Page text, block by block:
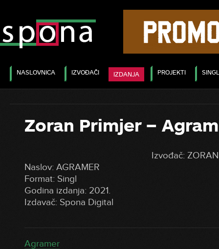
NASLOVNICA IZVOĐAČI IZDANJA PROJEKTI
Zoran Primjer –
Izvođač:
Naslov: AGRAMER
Format: Singl
Godina izdanja: 2021.
Izdavač: Spona Digital
Agramer